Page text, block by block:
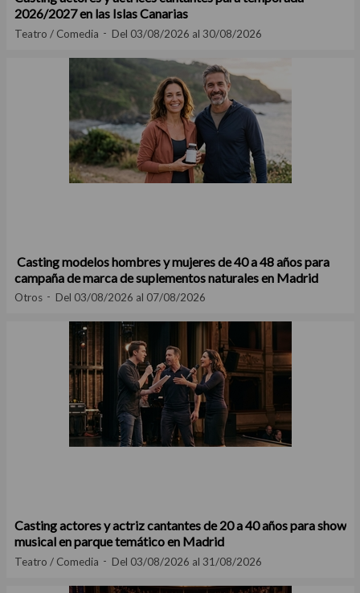
2026/2027 en las Islas Canarias
Teatro / Comedia Del 03/08/2026 al 30/08/2026
Casting modelos hombres y mujeres de 40 a 48 años para
campaña de marca de suplementos naturales en Madrid
Otros Del 03/08/2026 al 07/08/2026
Casting actores y actriz cantantes de 20 a 40 años para show
musical en parque temático en Madrid
Teatro / Comedia Del 03/08/2026 al 31/08/2026